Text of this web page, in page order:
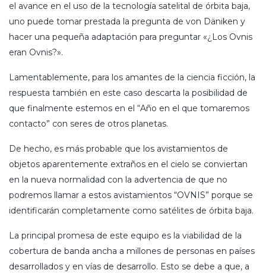
el avance en el uso de la tecnología satelital de órbita baja,
uno puede tomar prestada la pregunta de von Däniken y
hacer una pequeña adaptación para preguntar «¿Los Ovnis
eran Ovnis?».
Lamentablemente, para los amantes de la ciencia ficción, la
respuesta también en este caso descarta la posibilidad de
que finalmente estemos en el “Año en el que tomaremos
contacto” con seres de otros planetas.
De hecho, es más probable que los avistamientos de
objetos aparentemente extraños en el cielo se conviertan
en la nueva normalidad con la advertencia de que no
podremos llamar a estos avistamientos “OVNIS” porque se
identificarán completamente como satélites de órbita baja.
La principal promesa de este equipo es la viabilidad de la
cobertura de banda ancha a millones de personas en países
desarrollados y en vías de desarrollo. Esto se debe a que, a